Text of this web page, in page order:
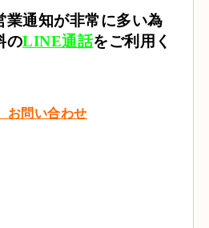
業通知が非常に多い為
のLINE通話をご利用く
お問い合わせ